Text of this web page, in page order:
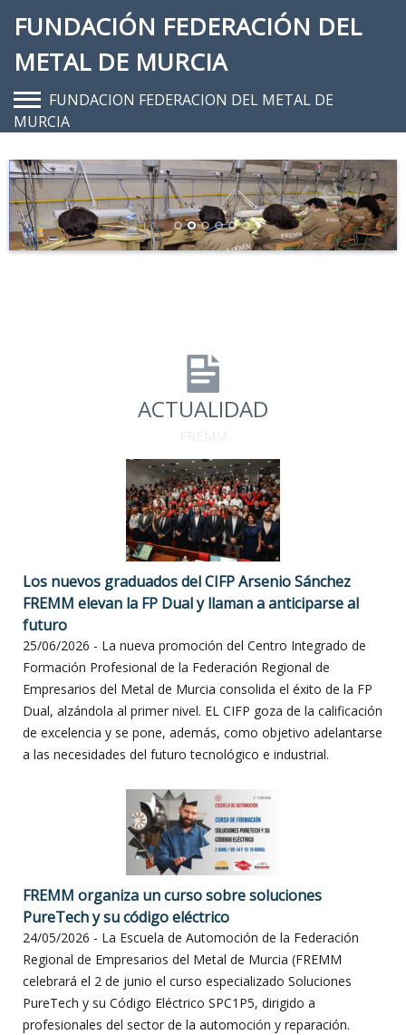
FUNDACIÓN FEDERACIÓN DEL
METAL DE MURCIA
FUNDACION FEDERACION DEL METAL DE
MURCIA
Patronato
Actividades
ACTUALIDAD
Los nuevos graduados del CIFP Arsenio Sánchez
FREMM elevan la FP Dual y llaman a anticiparse al
futuro
25/06/2026 - La nueva promoción del Centro Integrado de
Formación Profesional de la Federación Regional de
Empresarios del Metal de Murcia consolida el éxito de la FP
Dual, alzándola al primer nivel. EL CIFP goza de la calificación
de excelencia y se pone, además, como objetivo adelantarse
a las necesidades del futuro tecnológico e industrial.
FREMM organiza un curso sobre soluciones
PureTech y su código eléctrico
24/05/2026 - La Escuela de Automoción de la Federación
Regional de Empresarios del Metal de Murcia (FREMM
celebrará el 2 de junio el curso especializado Soluciones
PureTech y su Código Eléctrico SPC1P5, dirigido a
profesionales del sector de la automoción y reparación.